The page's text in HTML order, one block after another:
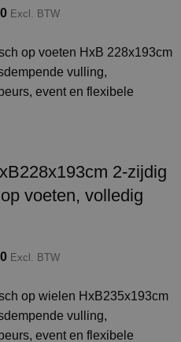
Excl. BTW
2-zijdig
voeten, volledig
Excl. BTW